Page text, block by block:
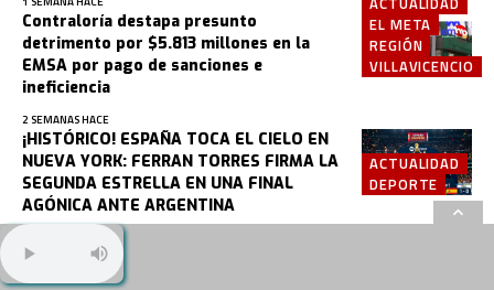
EL META
REGIÓN
VILLAVICENCIO
Contraloría destapa presunto
detrimento por $5.813 millones en la
EMSA por pago de sanciones e
ineficiencia
2 SEMANAS HACE
ACTUALIDAD
DEPORTE
¡HISTÓRICO! ESPAÑA TOCA EL CIELO EN
NUEVA YORK: FERRAN TORRES FIRMA LA
SEGUNDA ESTRELLA EN UNA FINAL
AGÓNICA ANTE ARGENTINA